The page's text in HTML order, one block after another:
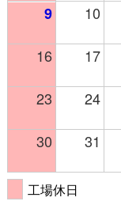
9 10
16 17
23 24
30 31
工場休日